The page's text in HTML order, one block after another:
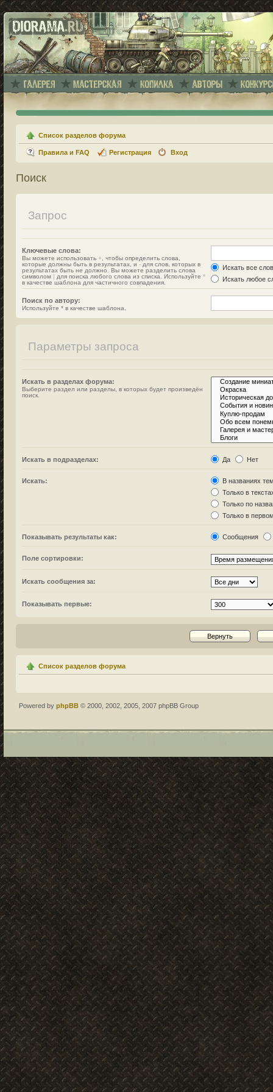
Список разделов форума
Правила и FAQ Регистрация Вход
Поиск
Запрос
Ключевые слова:
Вы можете использовать + , чтобы определить слова,
которые должны быть в результатах, и - для слов, которых в
результатах быть не должно. Вы можете разделить слова
символом | для поиска любого слова из списка. Используйте *
в качестве шаблона для частичного совпадения.
Искать все
Искать любое
Поиск по автору:
Используйте * в качестве шаблона.
Параметры запроса
Искать в разделах форума:
Выберите раздел или разделы, в которых будет произведён
поиск.
Искать в подразделах: Да Нет
Искать:
В названиях
Только в
Только по
Только в
Показывать результаты как: Сообщения
Поле сортировки:
Искать сообщения за:
Показывать первые:
Список разделов форума
Powered by phpBB © 2000, 2002, 2005, 2007 phpBB Group